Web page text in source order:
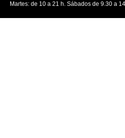
Martes: de 10 a 21 h. Sábados de 9.30 a